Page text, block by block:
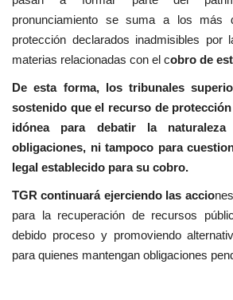
pronunciamiento se suma a los más
protección declarados inadmisibles por
materias relacionadas con el cobro de
De esta forma, los tribunales
sostenido que el recurso de
idónea para debatir la
obligaciones, ni tampoco para
legal establecido para su cobro.
TGR continuará ejerciendo las accio
para la recuperación de recursos
debido proceso y promoviendo
para quienes mantengan obligaciones